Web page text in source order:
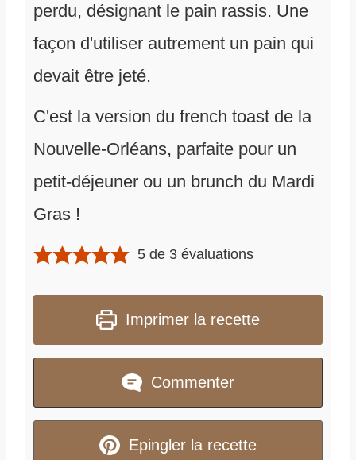
perdu, désignant le pain rassis. Une
façon d'utiliser autrement un pain qui
devait être jeté.
C'est la version du french toast de la
Nouvelle-Orléans, parfaite pour un
petit-déjeuner ou un brunch du Mardi
Gras !
5 de 3 évaluations
Imprimer la recette
Commenter
Epingler la recette